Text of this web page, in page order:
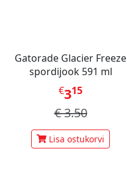
Gatorade Glacier Freeze
spordijook 591 ml
€315
€3.50
Lisa ostukorvi